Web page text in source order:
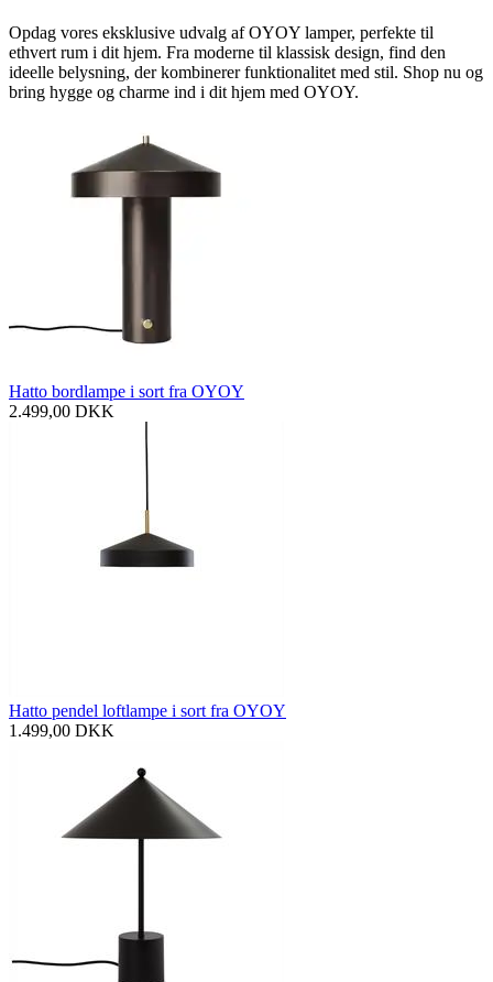
Opdag vores eksklusive udvalg af OYOY lamper, perfekte til
ethvert rum i dit hjem. Fra moderne til klassisk design, find den
ideelle belysning, der kombinerer funktionalitet med stil. Shop nu og
bring hygge og charme ind i dit hjem med OYOY.
Hatto bordlampe i sort fra OYOY
2.499,00 DKK
Hatto pendel loftlampe i sort fra OYOY
1.499,00 DKK